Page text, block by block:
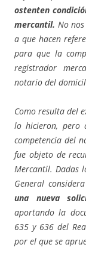
ostenten
mercantil. No
a que hacen
para que la
registrador
notario del
Como resulta del
lo hicieron, pero
competencia del
fue objeto de
Mercantil. Dadas
General
una nueva
aportando la
635 y 636 del
por el que se